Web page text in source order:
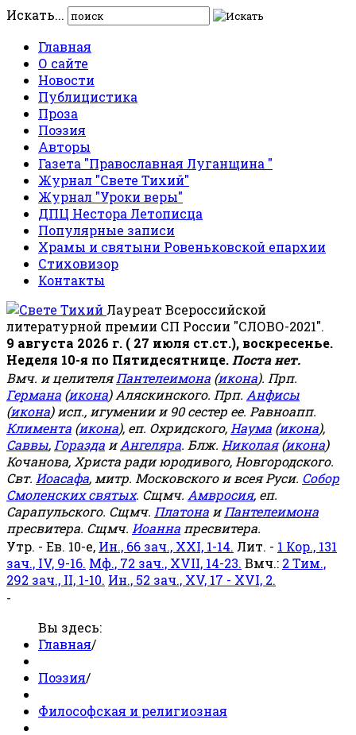
Искать...
Главная
О сайте
Новости
Публицистика
Проза
Поэзия
Авторы
Газета "Православная Луганщина "
Журнал "Свете Тихий"
Журнал "Уроки веры"
ДПЦ Нестора Летописца
Популярные записи
Храмы и святыни Ровеньковской епархии
Стиховизор
Контакты
Лауреат Всероссийской
литературной премии СП России "СЛОВО-2021".
9 августа 2026 г. ( 27 июля ст.ст.), воскресенье.
Неделя 10-я по Пятидесятнице. Поста нет.
Вмч. и целителяПантелеимона (икона). Прп.
Германа (икона) Аляскинского. Прп. Анфисы
(икона) исп., игумении и 90 сестер ее. Равноапп.
Климента (икона), еп. Охридского, Наума (икона),
Саввы, Горазда иАнгеляра. Блж. Николая(икона)
Кочанова, Христа ради юродивого, Новгородского.
Свт. Иоасафа, митр. Московского и всея Руси. Собор
Смоленских святых. Сщмч. Амвросия, еп.
Сарапульского. Сщмч. Платона иПантелеимона
пресвитера. Сщмч. Иоанна пресвитера.
Утр. - Ев. 10-е, Ин., 66 зач., XXI, 1-14. Лит. - 1 Кор., 131
зач., IV, 9-16. Мф., 72 зач., XVII, 14-23. Вмч.: 2 Тим.,
292 зач., II, 1-10. Ин., 52 зач., XV, 17 - XVI, 2.
-
Вы здесь:
Главная/
Поэзия/
Философская и религиозная